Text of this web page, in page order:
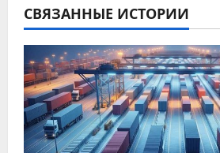
ц
и
я
п
СВЯЗАННЫЕ ИСТОРИИ